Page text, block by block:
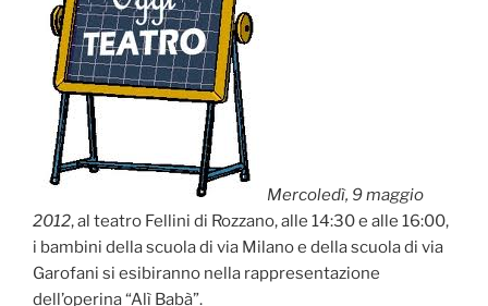
Mercoledì, 9 maggio
2012, al teatro Fellini di Rozzano, alle 14:30 e alle 16:00,
i bambini della scuola di via Milano e della scuola di via
Garofani si esibiranno nella rappresentazione
dell’operina “Alì Babà”.